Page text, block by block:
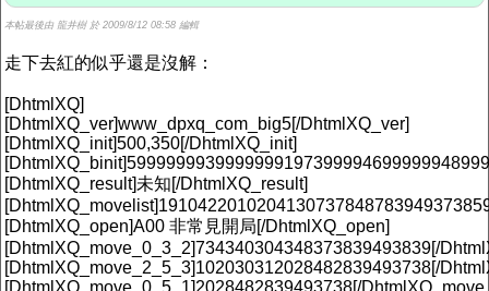
本帖最後由 龍井樹 於 2009/8/12 08:58 編輯
走下去紅的似乎還是沒解：
[DhtmlXQ]
[DhtmlXQ_ver]www_dpxq_com_big5[/DhtmlXQ_ver]
[DhtmlXQ_init]500,350[/DhtmlXQ_init]
[DhtmlXQ_result]未知[/DhtmlXQ_result]
[DhtmlXQ_open]A00 非常見開局[/DhtmlXQ_open]
[DhtmlXQ_move_0_3_2]734340304348373839493839[/
[DhtmlXQ_move_2_5_3]102030312028482839493738[/
[DhtmlXQ_move_0_5_1]2028482839493738[/